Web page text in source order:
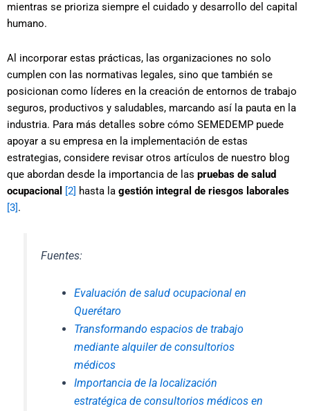
mientras se prioriza siempre el cuidado y desarrollo del capital
humano.
Al incorporar estas prácticas, las organizaciones no solo
cumplen con las normativas legales, sino que también se
posicionan como líderes en la creación de entornos de trabajo
seguros, productivos y saludables, marcando así la pauta en la
industria. Para más detalles sobre cómo SEMEDEMP puede
apoyar a su empresa en la implementación de estas
estrategias, considere revisar otros artículos de nuestro blog
que abordan desde la importancia de las pruebas de salud
ocupacional [2] hasta la gestión integral de riesgos laborales
[3].
Fuentes:
Evaluación de salud ocupacional en
Querétaro
Transformando espacios de trabajo
mediante alquiler de consultorios
médicos
Importancia de la localización
estratégica de consultorios médicos en